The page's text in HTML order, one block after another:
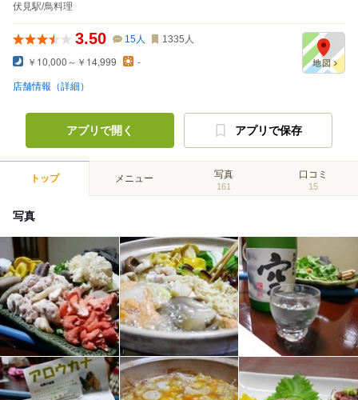
伏見駅/鳥料理
3.50 15人 1335 人
￥10,000～￥14,999 -
店舗情報（詳細）
アプリで開く アプリで保存
トップ メニュー 写真
161
口コミ
15
写真